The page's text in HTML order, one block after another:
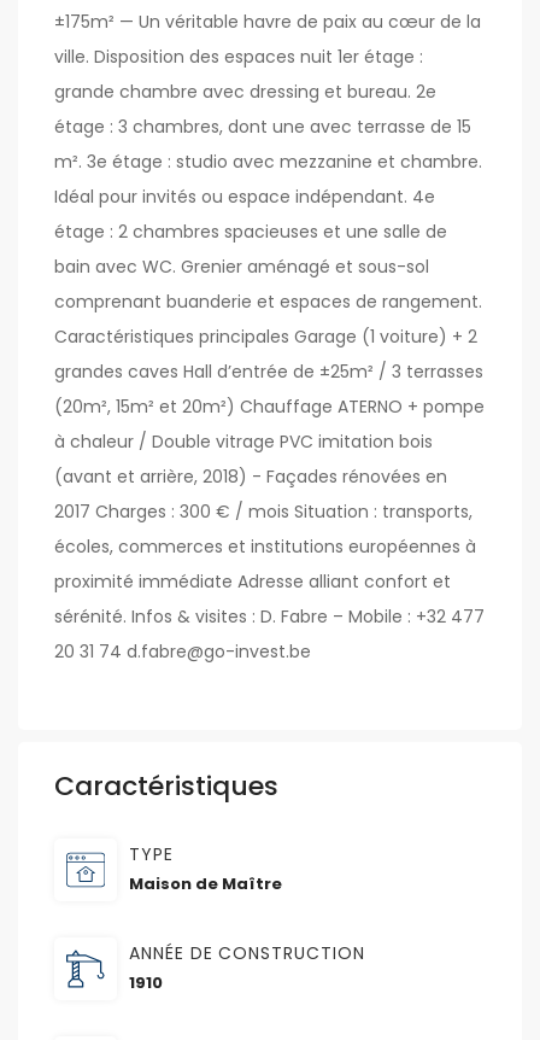
±175m² — Un véritable havre de paix au cœur de la
ville. Disposition des espaces nuit 1er étage :
grande chambre avec dressing et bureau. 2e
étage : 3 chambres, dont une avec terrasse de 15
m². 3e étage : studio avec mezzanine et chambre.
Idéal pour invités ou espace indépendant. 4e
étage : 2 chambres spacieuses et une salle de
bain avec WC. Grenier aménagé et sous-sol
comprenant buanderie et espaces de rangement.
Caractéristiques principales Garage (1 voiture) + 2
grandes caves Hall d’entrée de ±25m² / 3 terrasses
(20m², 15m² et 20m²) Chauffage ATERNO + pompe
à chaleur / Double vitrage PVC imitation bois
(avant et arrière, 2018) - Façades rénovées en
2017 Charges : 300 € / mois Situation : transports,
écoles, commerces et institutions européennes à
proximité immédiate Adresse alliant confort et
sérénité. Infos & visites : D. Fabre – Mobile : +32 477
20 31 74 d.fabre@go-invest.be
Caractéristiques
TYPE
Maison de Maître
ANNÉE DE CONSTRUCTION
1910